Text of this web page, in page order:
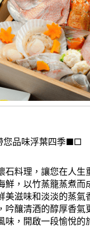
您品味浮葉四季■□
石料理，讓您在人
鮮，以竹蒸籠蒸煮而
美滋味和淡淡的蒸氣
吟釀清酒的醇厚香
味，開啟一段愉悅的